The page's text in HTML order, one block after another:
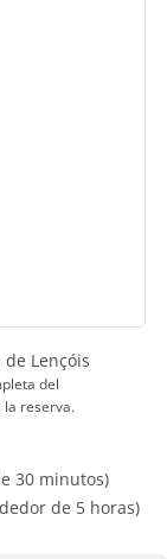
de Lençóis
del
la reserva.
30 minutos)
de 5 horas)